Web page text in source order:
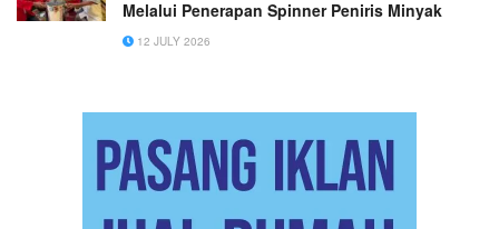
Melalui Penerapan Spinner Peniris Minyak
12 JULY 2026